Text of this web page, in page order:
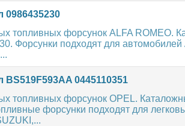
0986435230
топливных форсунок ALFA ROMEO.
Форсунки подходят для автомобилей
0445110351
топливных форсунок OPEL.
форсунки подходят для